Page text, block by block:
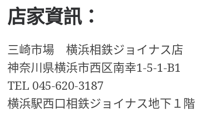
店家資訊：
三崎市場 横浜相鉄ジョイナス店
神奈川県横浜市西区南幸1-5-1-B1
TEL 045-620-3187
横浜駅西口相鉄ジョイナス地下１階